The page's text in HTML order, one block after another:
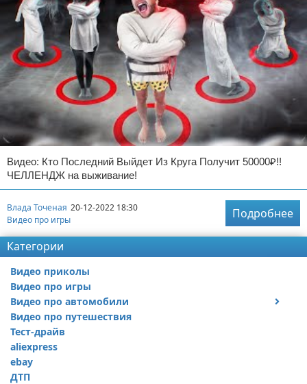
Видео: Кто Последний Выйдет Из Круга Получит 50000₽!!
ЧЕЛЛЕНДЖ на выживание!
Влада Точеная 20-12-2022 18:30
Видео про игры
Подробнее
Категории
Видео приколы
Видео про игры
Видео про автомобили
Ремонт автомобиля
Видео про путешествия
Тест-драйв
aliexpress
ebay
ДТП